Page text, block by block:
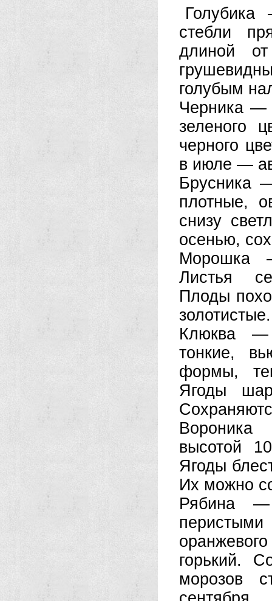
стебли
длиной
голубым
Черника —
зеленого
черного
в июле —
Брусника
плотные,
снизу
осенью,
Морошка
Листья
Плоды
Клюква —
тонкие,
формы,
Ягоды
Вороника
высотой
Ягоды
Их можно
Рябина —
горький.
морозов